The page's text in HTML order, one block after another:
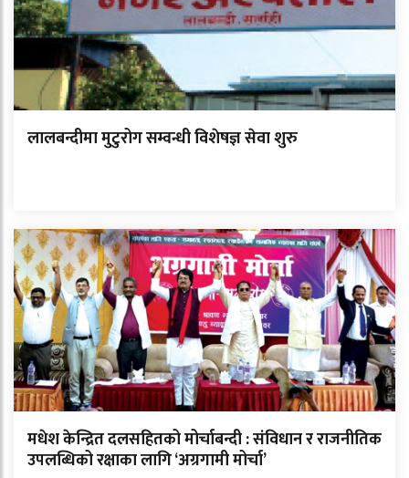
लालबन्दीमा मुटुरोग सम्वन्धी विशेषज्ञ सेवा शुरु
मधेश केन्द्रित दलसहितको मोर्चाबन्दी : संविधान र राजनीतिक
उपलब्धिको रक्षाका लागि ‘अग्रगामी मोर्चा’